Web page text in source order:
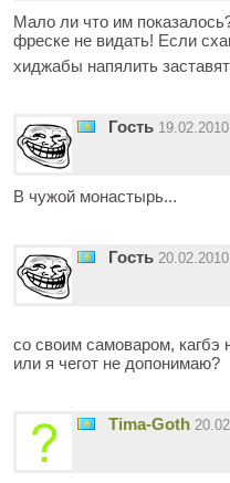
Мало ли что им
фреске не видать! Если
хиджабы напялить
Гость
В чужой монастырь...
Гость
со своим самоваром, кагбэ
или я чегот не допонимаю?
Tima-Goth